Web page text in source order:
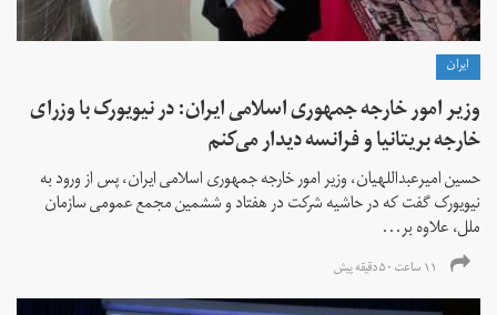
ايران
وزیر امور خارجه جمهوری اسلامی ایران: در نیویورک با وزرای
خارجه بریتانیا و فرانسه دیدار می‌کنم
حسین امیرعبداللهیان، وزیر امور خارجه جمهوری اسلامی ایران، پس از ورود به
نیویورک گفت که در حاشیه شرکت در هفتاد و ششمین مجمع عمومی سازمان
ملل، علاوه بر...
۱۱ ساعت ۵۰ دقیقه پیش